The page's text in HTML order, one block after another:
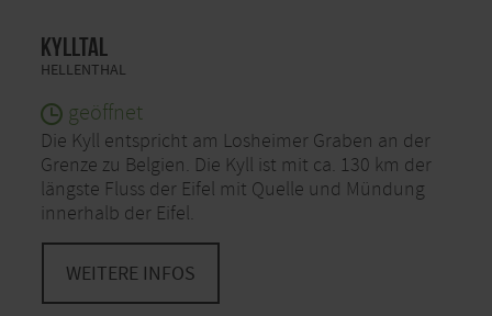
Kylltal
HELLENTHAL
geöffnet
Die Kyll entspricht am Losheimer Graben an der
Grenze zu Belgien. Die Kyll ist mit ca. 130 km der
längste Fluss der Eifel mit Quelle und Mündung
innerhalb der Eifel.
WEITERE INFOS